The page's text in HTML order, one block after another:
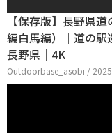
【保存版】長野県
編白馬編）｜道の駅
長野県｜4K
Outdoorbase_asobi /